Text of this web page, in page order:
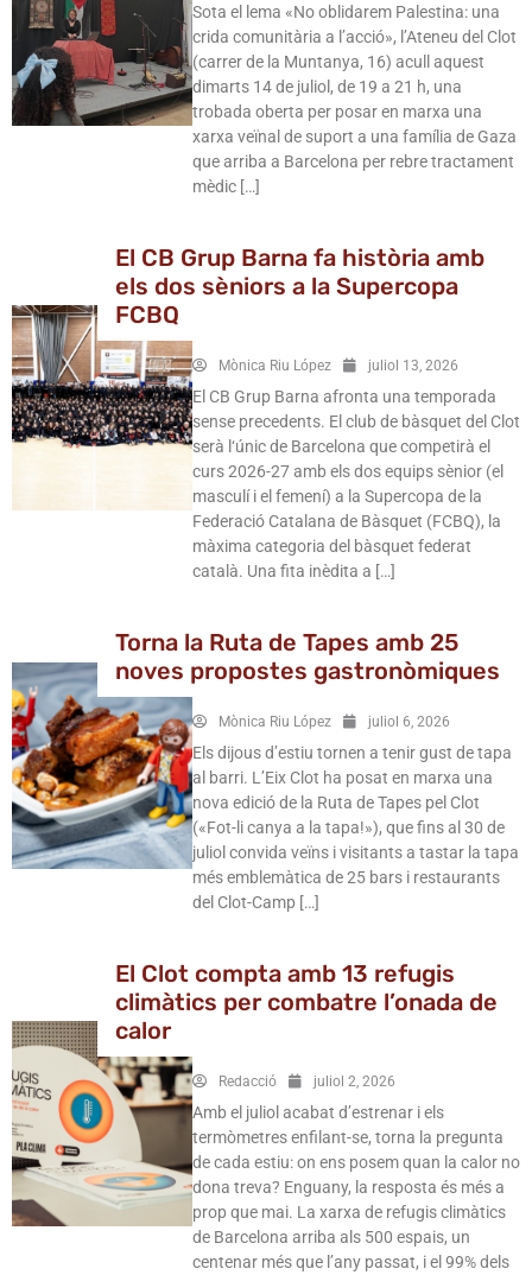
Sota el lema «No oblidarem Palestina: una
crida comunitària a l’acció», l’Ateneu del Clot
(carrer de la Muntanya, 16) acull aquest
dimarts 14 de juliol, de 19 a 21 h, una
trobada oberta per posar en marxa una
xarxa veïnal de suport a una família de Gaza
que arriba a Barcelona per rebre tractament
mèdic […]
El CB Grup Barna fa història amb
els dos sèniors a la Supercopa
FCBQ
Mònica Riu López juliol 13, 2026
El CB Grup Barna afronta una temporada
sense precedents. El club de bàsquet del Clot
serà l‘únic de Barcelona que competirà el
curs 2026-27 amb els dos equips sènior (el
masculí i el femení) a la Supercopa de la
Federació Catalana de Bàsquet (FCBQ), la
màxima categoria del bàsquet federat
català. Una fita inèdita a […]
Torna la Ruta de Tapes amb 25
noves propostes gastronòmiques
Mònica Riu López juliol 6, 2026
Els dijous d’estiu tornen a tenir gust de tapa
al barri. L’Eix Clot ha posat en marxa una
nova edició de la Ruta de Tapes pel Clot
(«Fot-li canya a la tapa!»), que fins al 30 de
juliol convida veïns i visitants a tastar la tapa
més emblemàtica de 25 bars i restaurants
del Clot-Camp […]
El Clot compta amb 13 refugis
climàtics per combatre l’onada de
calor
Redacció juliol 2, 2026
Amb el juliol acabat d’estrenar i els
termòmetres enfilant-se, torna la pregunta
de cada estiu: on ens posem quan la calor no
dona treva? Enguany, la resposta és més a
prop que mai. La xarxa de refugis climàtics
de Barcelona arriba als 500 espais, un
centenar més que l’any passat, i el 99% dels